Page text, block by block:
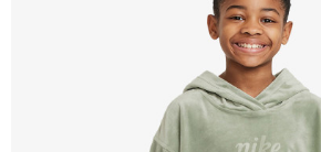
Ценовник
ДОЗНАЈ ПОВЕЌЕ